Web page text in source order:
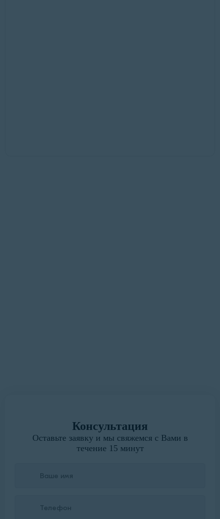
Консультация
Оставьте заявку и мы свяжемся с Вами в
течение 15 минут